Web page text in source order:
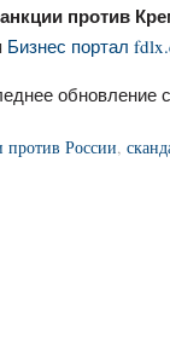
против
Бизнес портал
обновление
против России,